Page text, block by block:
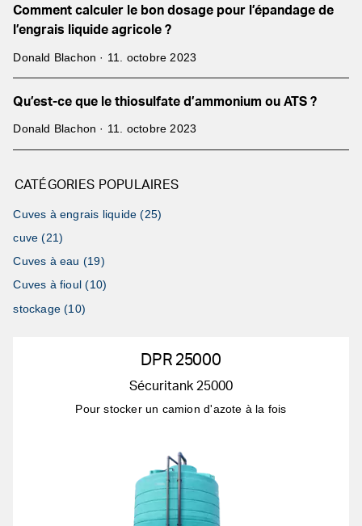
Comment calculer le bon dosage pour l’épandage de
l’engrais liquide agricole ?
Donald Blachon · 11. octobre 2023
Qu’est-ce que le thiosulfate d’ammonium ou ATS ?
Donald Blachon · 11. octobre 2023
CATÉGORIES POPULAIRES
Cuves à engrais liquide (25)
cuve (21)
Cuves à eau (19)
Cuves à fioul (10)
stockage (10)
DPR 25000
Sécuritank 25000
Pour stocker un camion d'azote à la fois